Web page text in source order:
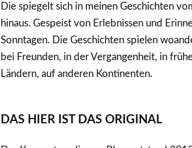
Die spiegelt sich in meinen Geschichten
hinaus. Gespeist von Erlebnissen und
Sonntagen. Die Geschichten spielen
bei Freunden, in der Vergangenheit, in
Ländern, auf anderen Kontinenten.
DAS HIER IST DAS ORIGINAL